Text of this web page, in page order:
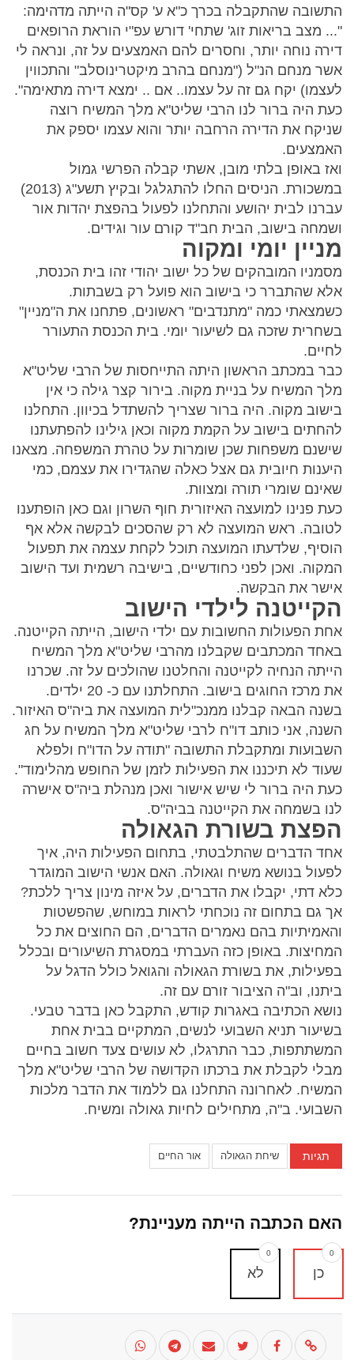
התשובה שהתקבלה בכרך כ"א ע' קס"ה הייתה מדהימה:
"... מצב בריאות זוג' שתחי' דורש עפ"י הוראת הרופאים
דירה נוחה יותר, וחסרים להם האמצעים על זה, ונראה לי
אשר מנחם הנ"ל ("מנחם בהרב מיקטרינוסלב" והתכווין
לעצמו) יקח גם זה על עצמו.. אם .. ימצא דירה מתאימה".
כעת היה ברור לנו הרבי שליט"א מלך המשיח רוצה
שניקח את הדירה הרחבה יותר והוא עצמו יספק את
האמצעים.
ואז באופן בלתי מובן, אשתי קבלה הפרשי גמול
במשכורת. הניסים החלו להתגלגל ובקיץ תשע"ג (2013)
עברנו לבית יהושע והתחלנו לפעול בהפצת יהדות אור
ושמחה בישוב, הבית חב"ד קורם עור וגידים.
מניין יומי ומקוה
מסמניו המובהקים של כל ישוב יהודי זהו בית הכנסת,
אלא שהתברר כי בישוב הוא פועל רק בשבתות.
כשמצאתי כמה "מתנדבים" ראשונים, פתחנו את ה"מניין"
בשחרית שזכה גם לשיעור יומי. בית הכנסת התעורר
לחיים.
כבר במכתב הראשון היתה התייחסות של הרבי שליט"א
מלך המשיח על בניית מקוה. בירור קצר גילה כי אין
בישוב מקוה. היה ברור שצריך להשתדל בכיוון. התחלנו
להחתים בישוב על הקמת מקוה וכאן גילינו להפתעתנו
שישנם משפחות שכן שומרות על טהרת המשפחה. מצאנו
היענות חיובית גם אצל כאלה שהגדירו את עצמם, כמי
שאינם שומרי תורה ומצוות.
כעת פנינו למועצה האיזורית חוף השרון וגם כאן הופתענו
לטובה. ראש המועצה לא רק שהסכים לבקשה אלא אף
הוסיף, שלדעתו המועצה תוכל לקחת עצמה את תפעול
המקוה. ואכן לפני כחודשיים, בישיבה רשמית ועד הישוב
אישר את הבקשה.
הקייטנה לילדי הישוב
אחת הפעולות החשובות עם ילדי הישוב, הייתה הקייטנה.
באחד המכתבים שקבלנו מהרבי שליט"א מלך המשיח
הייתה הנחיה לקייטנה והחלטנו שהולכים על זה. שכרנו
את מרכז החוגים בישוב. התחלתנו עם כ- 20 ילדים.
בשנה הבאה קבלנו ממנכ"לית המועצה את ביה"ס האיזור.
השנה, אני כותב דו"ח לרבי שליט"א מלך המשיח על חג
השבועות ומתקבלת התשובה "תודה על הדו"ח ולפלא
שעוד לא תיכננו את הפעילות לזמן של החופש מהלימוד".
כעת היה ברור לי שיש אישור ואכן מנהלת ביה"ס אישרה
לנו בשמחה את הקייטנה בביה"ס.
הפצת בשורת הגאולה
אחד הדברים שהתלבטתי, בתחום הפעילות היה, איך
לפעול בנושא משיח וגאולה. האם אנשי הישוב המוגדר
כלא דתי, יקבלו את הדברים, על איזה מינון צריך ללכת?
אך גם בתחום זה נוכחתי לראות במוחש, שהפשטות
והאמיתיות בהם נאמרים הדברים, הם החוצים את כל
המחיצות. באופן כזה העברתי במסגרת השיעורים ובכלל
בפעילות, את בשורת הגאולה והגואל כולל הדגל על
ביתנו, וב"ה הציבור זורם עם זה.
נושא הכתיבה באגרות קודש, התקבל כאן בדבר טבעי.
בשיעור תניא השבועי לנשים, המתקיים בבית אחת
המשתתפות, כבר התרגלו, לא עושים צעד חשוב בחיים
מבלי לקבלת את ברכתו הקדושה של הרבי שליט"א מלך
המשיח. לאחרונה התחלנו גם ללמוד את הדבר מלכות
השבועי. ב"ה, מתחילים לחיות גאולה ומשיח.
תגיות שיחת הגאולה אור החיים
האם הכתבה הייתה מעניינת?
כן
0
לא
0